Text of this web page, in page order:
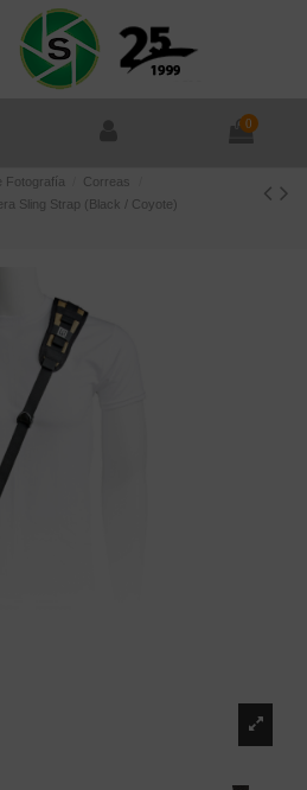
0
Fotografía
Correas
Sling Strap (Black / Coyote)